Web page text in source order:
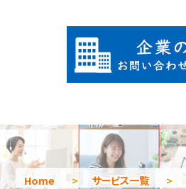
Home > サービス一覧 >